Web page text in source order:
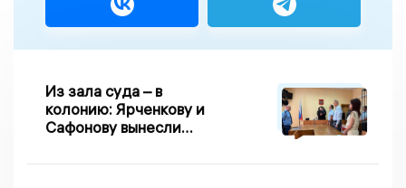
Из зала суда – в
колонию: Ярченкову и
Сафонову вынесли
взятке